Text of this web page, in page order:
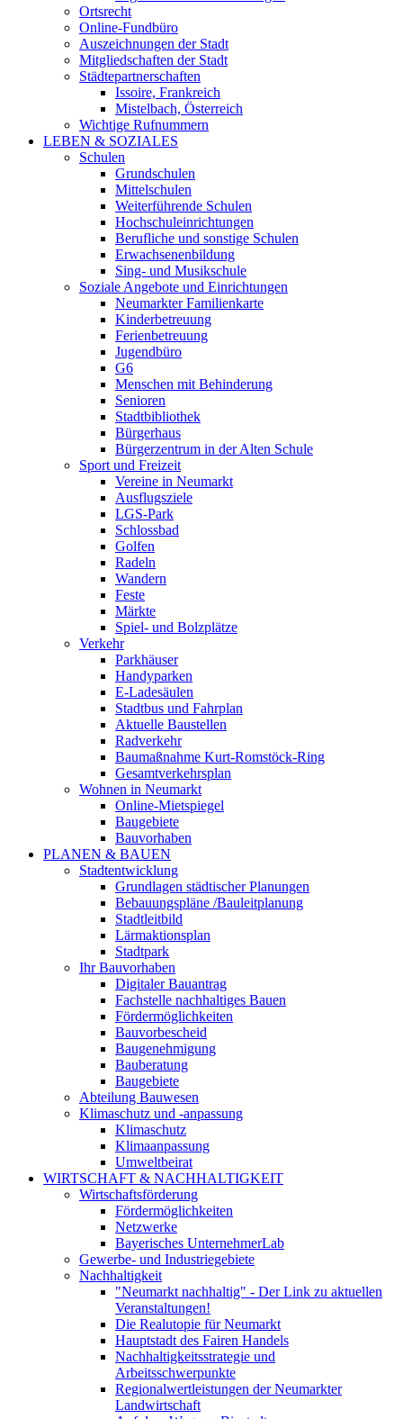
Ortsrecht
Online-Fundbüro
Auszeichnungen der Stadt
Mitgliedschaften der Stadt
Städtepartnerschaften
Issoire, Frankreich
Mistelbach, Österreich
Wichtige Rufnummern
LEBEN & SOZIALES
Schulen
Grundschulen
Mittelschulen
Weiterführende Schulen
Hochschuleinrichtungen
Berufliche und sonstige Schulen
Erwachsenenbildung
Sing- und Musikschule
Soziale Angebote und Einrichtungen
Neumarkter Familienkarte
Kinderbetreuung
Ferienbetreuung
Jugendbüro
G6
Menschen mit Behinderung
Senioren
Stadtbibliothek
Bürgerhaus
Bürgerzentrum in der Alten Schule
Sport und Freizeit
Vereine in Neumarkt
Ausflugsziele
LGS-Park
Schlossbad
Golfen
Radeln
Wandern
Feste
Märkte
Spiel- und Bolzplätze
Verkehr
Parkhäuser
Handyparken
E-Ladesäulen
Stadtbus und Fahrplan
Aktuelle Baustellen
Radverkehr
Baumaßnahme Kurt-Romstöck-Ring
Gesamtverkehrsplan
Wohnen in Neumarkt
Online-Mietspiegel
Baugebiete
Bauvorhaben
PLANEN & BAUEN
Stadtentwicklung
Grundlagen städtischer Planungen
Bebauungspläne /Bauleitplanung
Stadtleitbild
Lärmaktionsplan
Stadtpark
Ihr Bauvorhaben
Digitaler Bauantrag
Fachstelle nachhaltiges Bauen
Fördermöglichkeiten
Bauvorbescheid
Baugenehmigung
Bauberatung
Baugebiete
Abteilung Bauwesen
Klimaschutz und -anpassung
Klimaschutz
Klimaanpassung
Umweltbeirat
WIRTSCHAFT & NACHHALTIGKEIT
Wirtschaftsförderung
Fördermöglichkeiten
Netzwerke
Bayerisches UnternehmerLab
Gewerbe- und Industriegebiete
Nachhaltigkeit
"Neumarkt nachhaltig" - Der Link zu aktuellen
Veranstaltungen!
Die Realutopie für Neumarkt
Hauptstadt des Fairen Handels
Nachhaltigkeitsstrategie und
Arbeitsschwerpunkte
Regionalwertleistungen der Neumarkter
Landwirtschaft